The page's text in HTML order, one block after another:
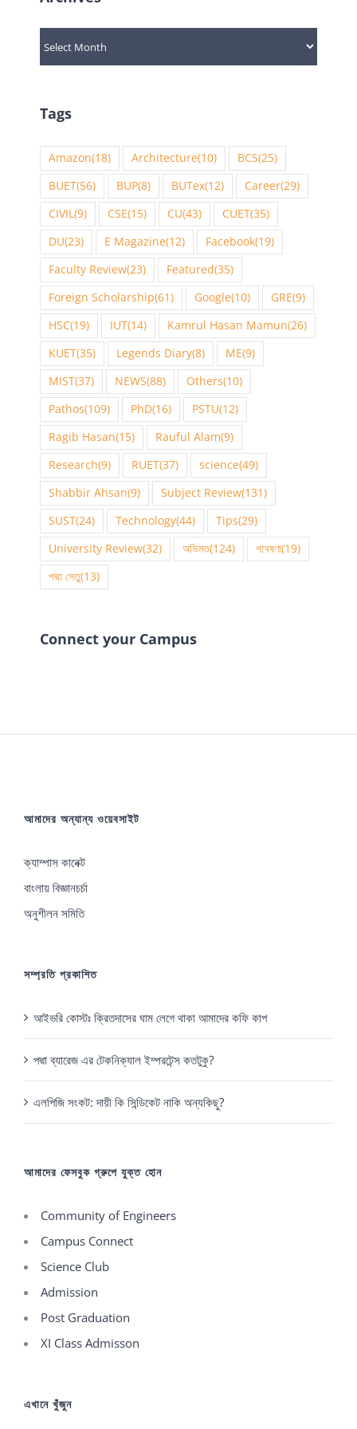
Archives
Tags
Amazon(18) Architecture(10) BCS(25)
BUET(56) BUP(8) BUTex(12) Career(29)
CIVIL(9) CSE(15) CU(43) CUET(35)
DU(23) E Magazine(12) Facebook(19)
Faculty Review(23) Featured(35)
Foreign Scholarship(61) Google(10) GRE(9)
HSC(19) IUT(14) Kamrul Hasan Mamun(26)
KUET(35) Legends Diary(8) ME(9)
MIST(37) NEWS(88) Others(10)
Pathos(109) PhD(16) PSTU(12)
Ragib Hasan(15) Rauful Alam(9)
Research(9) RUET(37) science(49)
Shabbir Ahsan(9) Subject Review(131)
SUST(24) Technology(44) Tips(29)
University Review(32) অভিমত(124) গবেষণা(19)
পদ্মা সেতু(13)
Connect your Campus
আমাদের অন্যান্য ওয়েবসাইট
ক্যাম্পাস কানেক্ট
বাংলায় বিজ্ঞানচর্চা
অনুশীলন সমিতি
সম্প্রতি প্রকাশিত
আইভরি কোস্টঃ ক্রিতদাসের ঘাম লেগে থাকা আমাদের কফি কাপ
পদ্মা ব্যারেজ এর টেকনিক্যাল ইম্পরটেন্স কতটুকু?
এলপিজি সংকট: দায়ী কি সিন্ডিকেট নাকি অন্যকিছু?
আমাদের ফেসবুক গ্রুপে যুক্ত হোন
Community of Engineers
Campus Connect
Science Club
Admission
Post Graduation
XI Class Admisson
এখানে খুঁজুন